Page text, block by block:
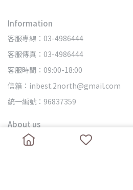
Information
客服專線：03-4986444
客服傳真：03-4986444
客服時間：09:00-18:00
信箱：inbest.2north@gmail.com
統一編號：96837359
About us
關於我們 我的帳戶